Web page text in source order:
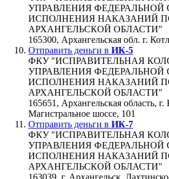
УПРАВЛЕНИЯ ФЕДЕРАЛЬНОЙ
ИСПОЛНЕНИЯ НАКАЗАНИЙ
АРХАНГЕЛЬСКОЙ ОБЛАСТИ"
165300, Архангельская обл. г.
Отправить деньги в ИК-5
ФКУ "ИСПРАВИТЕЛЬНАЯ
УПРАВЛЕНИЯ ФЕДЕРАЛЬНОЙ
ИСПОЛНЕНИЯ НАКАЗАНИЙ
АРХАНГЕЛЬСКОЙ ОБЛАСТИ"
165651, Архангельская область,
Магистральное шоссе, 101
Отправить деньги в ИК-7
ФКУ "ИСПРАВИТЕЛЬНАЯ
УПРАВЛЕНИЯ ФЕДЕРАЛЬНОЙ
ИСПОЛНЕНИЯ НАКАЗАНИЙ
АРХАНГЕЛЬСКОЙ ОБЛАСТИ"
163039, г. Архангельск,